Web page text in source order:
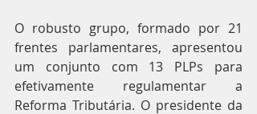
O robusto grupo, formado por 21
frentes parlamentares, apresentou
um conjunto com 13 PLPs para
efetivamente regulamentar a
Reforma Tributária. O presidente da